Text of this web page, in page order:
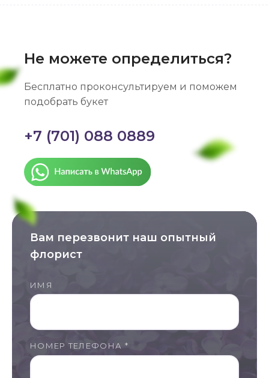
Не можете определиться?
Бесплатно проконсультируем и поможем
подобрать букет
+7 (701) 088 0889
Вам перезвонит наш опытный
флорист
ИМЯ
НОМЕР ТЕЛЕФОНА *